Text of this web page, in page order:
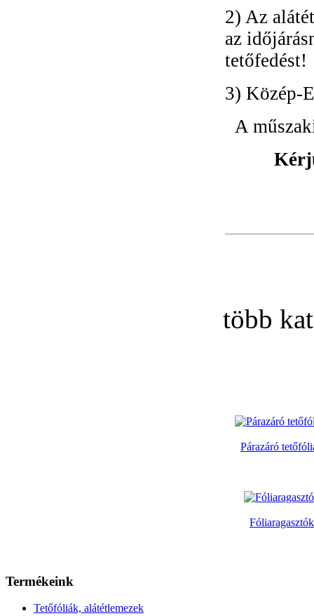
2) Az
az
tetőfedést!
3) Közép-
A
több
Párazáró
Fóliaragasztók
Termékeink
Tetőfóliák, alátétlemezek